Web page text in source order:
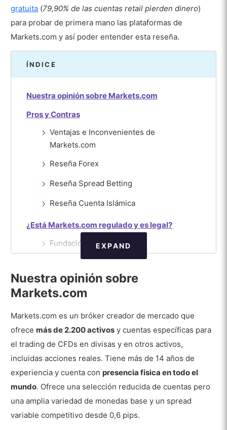
gratuita (79,90% de las cuentas retail pierden dinero)
para probar de primera mano las plataformas de
Markets.com y así poder entender esta reseña.
ÍNDICE
Nuestra opinión sobre Markets.com
Pros y Contras
Ventajas e Inconvenientes de
Markets.com
Reseña Forex
Reseña Spread Betting
Reseña Cuenta Islámica
¿Está Markets.com regulado y es legal?
Fundación y Oficinas
Países donde Markets.com no está disponible
Contras
Tipos de cuentas
Demo
Cuenta Standard de Markets.com
Cuenta Spread Betting de Markets.com
Cuenta Islámica de Markets.com
EXPAND
Nuestra opinión sobre
Markets.com
Markets.com es un bróker creador de mercado que
ofrece más de 2.200 activos y cuentas específicas para
el trading de CFDs en divisas y en otros activos,
incluidas acciones reales. Tiene más de 14 años de
experiencia y cuenta con presencia física en todo el
mundo. Ofrece una selección reducida de cuentas pero
una amplia variedad de monedas base y un spread
variable competitivo desde 0,6 pips.